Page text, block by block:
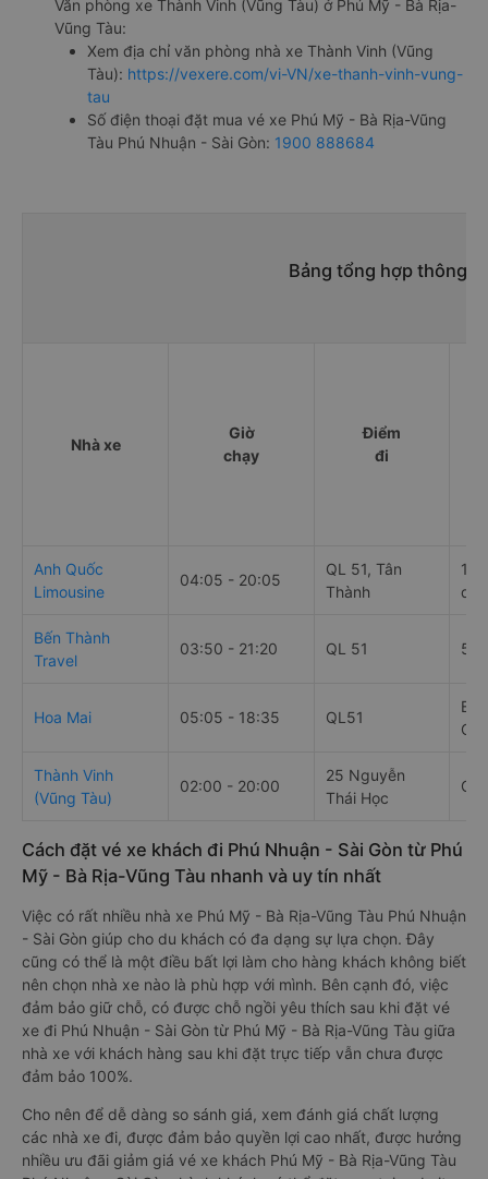
f. Giá vé giá xe khách đi Phú Nhuận - Sài Gòn từ Phú Mỹ -
Bà Rịa-Vũng Tàu Thành Vinh (Vũng Tàu)
ghế ngồi 210000đ/vé
limousine 210000đ/vé
g. Review, đánh giá chất lượng xe Thành Vinh (Vũng Tàu)
Rịa-Vũng Tàu đi Phú Nhuận - Sài Gòn Thành Vinh (Vũng
Số điện thoại đặt mua vé xe Phú Mỹ - Bà Rịa-Vũng
Tàu Phú Nhuận - Sài Gòn:
Bảng tổng hợp thông
đi
Anh Quốc
Limousine
QL 51, Tân
Thành
Bến Thành
Travel
03:50 - 21:20 QL 51 55
Hoa Mai 05:05 - 18:35 QL51
(Vũng Tàu)
Thái Học
Cách đặt vé xe khách đi Phú Nhuận - Sài Gòn từ Phú